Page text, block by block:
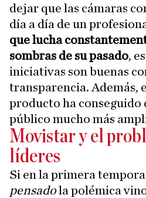
dejar que las cámaras
día a día de un
que lucha
sombras de su pasado,
iniciativas son buenas
transparencia. Además,
producto ha conseguido
público mucho más
Movistar y el
líderes
Si en la primera
pensadola polémica